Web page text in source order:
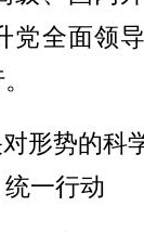
党全面领
形势的科
一行动